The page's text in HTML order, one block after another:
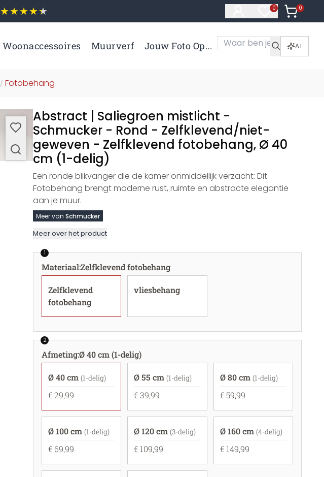
0
Artikelen in
0
Artikelen
Woonaccessoires Muurverf Jouw Foto Op... AI
/ Fotobehang
Abstract | Saliegroen mistlicht -
Schmucker - Rond - Zelfklevend/niet-
geweven - Zelfklevend fotobehang, Ø 40
cm (1-delig)
Een ronde blikvanger die de kamer onmiddellijk verzacht: Dit
Fotobehang brengt moderne rust, ruimte en abstracte elegantie
aan je muur.
Meer van Schmucker
Meer over het product
1
Materiaal:Zelfklevend fotobehang
Zelfklevend
fotobehang
vliesbehang
2
Afmeting:Ø 40 cm (1-delig)
Ø 40 cm (1-delig)
€ 29,99
Ø 55 cm (1-delig)
€ 39,99
Ø 80 cm (1-delig)
€ 59,99
Ø 100 cm (1-delig)
€ 69,99
Ø 120 cm (3-delig)
€ 109,99
Ø 160 cm (4-delig)
€ 149,99